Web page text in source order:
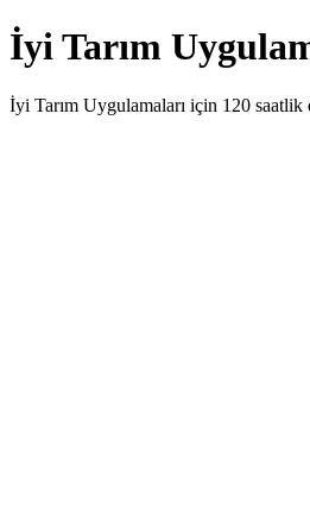
İyi Tarım
İyi Tarım Uygulamaları için 120